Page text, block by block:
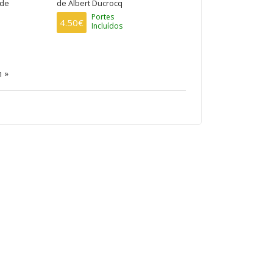
de Albert Ducrocq
4.50€
Portes
Incluídos
»